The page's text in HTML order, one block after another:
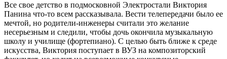
Все свое детство в подмосковной Электростали Виктория
Панина что-то всем рассказывала. Вести телепередачи было ее
мечтой, но родители-инженеры считали это желание
несерьезным и следили, чтобы дочь окончила музыкальную
школу и училище (фортепиано). С целью быть ближе к среде
искусства, Виктория поступает в ВУЗ на композиторский